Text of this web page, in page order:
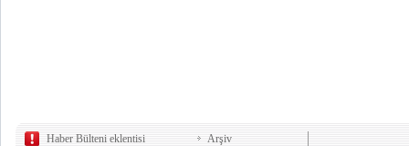
Haber Bülteni eklentisi
Arşiv